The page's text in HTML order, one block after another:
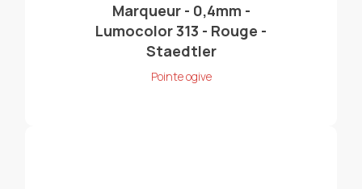
Marqueur - 0,4mm -
Lumocolor 313 - Rouge -
Staedtler
Pointe ogive